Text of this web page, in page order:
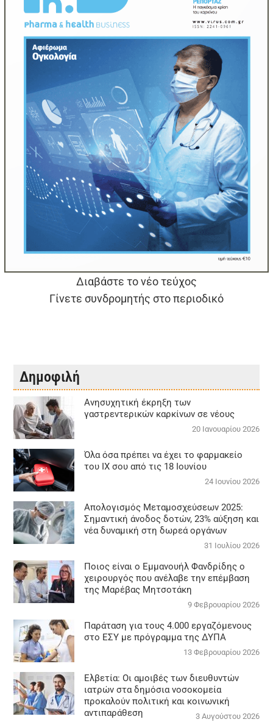
Διαβάστε το νέο τεύχος
Γίνετε συνδρομητής στο περιοδικό
Δημοφιλή
Aνησυχητική έκρηξη των
γαστρεντερικών καρκίνων σε νέους
20 Ιανουαρίου 2026
Όλα όσα πρέπει να έχει το φαρμακείο
του ΙΧ σου από τις 18 Ιουνίου
24 Ιουνίου 2026
Απολογισμός Μεταμοσχεύσεων 2025:
Σημαντική άνοδος δοτών, 23% αύξηση και
νέα δυναμική στη δωρεά οργάνων
31 Ιουλίου 2026
Ποιος είναι ο Εμμανουήλ Φανδρίδης ο
χειρουργός που ανέλαβε την επέμβαση
της Μαρέβας Μητσοτάκη
9 Φεβρουαρίου 2026
Παράταση για τους 4.000 εργαζόμενους
στο ΕΣΥ με πρόγραμμα της ΔΥΠΑ
13 Φεβρουαρίου 2026
Ελβετία: Οι αμοιβές των διευθυντών
ιατρών στα δημόσια νοσοκομεία
προκαλούν πολιτική και κοινωνική
αντιπαράθεση
3 Αυγούστου 2026